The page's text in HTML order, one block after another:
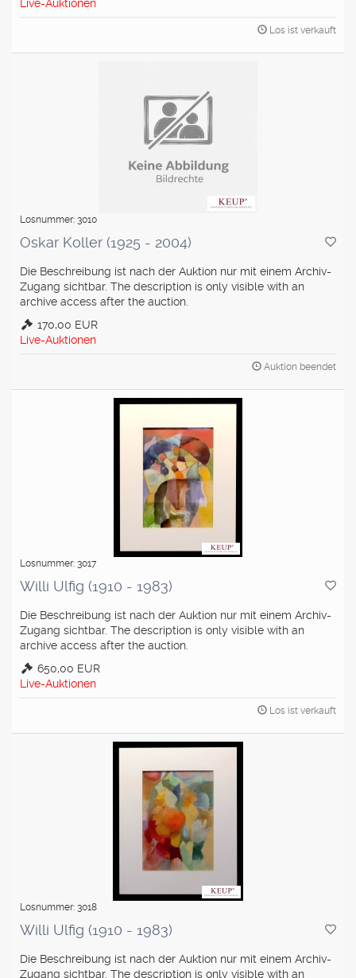
Live-Auktionen
Los ist verkauft
Losnummer: 3010
Oskar Koller (1925 - 2004)
Die Beschreibung ist nach der Auktion nur mit einem Archiv-
Zugang sichtbar. The description is only visible with an
archive access after the auction.
170,00 EUR
Live-Auktionen
Auktion beendet
Losnummer: 3017
Willi Ulfig (1910 - 1983)
Die Beschreibung ist nach der Auktion nur mit einem Archiv-
Zugang sichtbar. The description is only visible with an
archive access after the auction.
650,00 EUR
Live-Auktionen
Los ist verkauft
Losnummer: 3018
Willi Ulfig (1910 - 1983)
Die Beschreibung ist nach der Auktion nur mit einem Archiv-
Zugang sichtbar. The description is only visible with an